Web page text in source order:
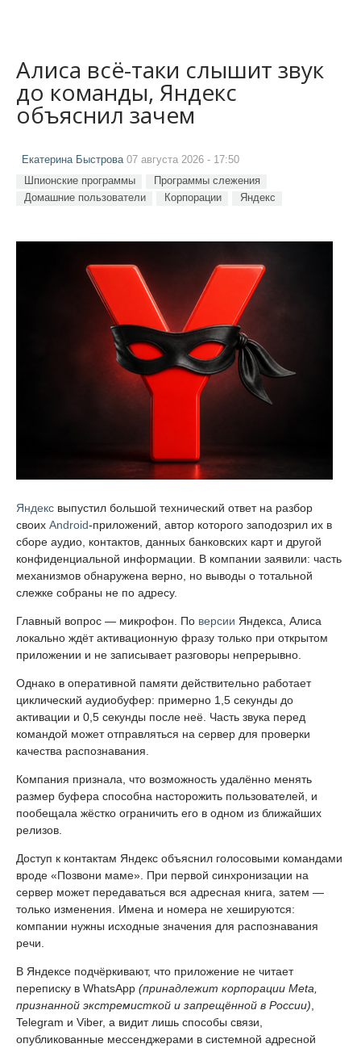
Алиса всё-таки слышит звук
до команды, Яндекс
объяснил зачем
Екатерина Быстрова 07 августа 2026 - 17:50
Шпионские программы
Программы слежения
Домашние пользователи
Корпорации Яндекс
Яндекс выпустил большой технический ответ на разбор
своих Android-приложений, автор которого заподозрил их в
сборе аудио, контактов, данных банковских карт и другой
конфиденциальной информации. В компании заявили: часть
механизмов обнаружена верно, но выводы о тотальной
слежке собраны не по адресу.
Главный вопрос — микрофон. По версии Яндекса, Алиса
локально ждёт активационную фразу только при открытом
приложении и не записывает разговоры непрерывно.
Однако в оперативной памяти действительно работает
циклический аудиобуфер: примерно 1,5 секунды до
активации и 0,5 секунды после неё. Часть звука перед
командой может отправляться на сервер для проверки
качества распознавания.
Компания признала, что возможность удалённо менять
размер буфера способна насторожить пользователей, и
пообещала жёстко ограничить его в одном из ближайших
релизов.
Доступ к контактам Яндекс объяснил голосовыми командами
вроде «Позвони маме». При первой синхронизации на
сервер может передаваться вся адресная книга, затем —
только изменения. Имена и номера не хешируются:
компании нужны исходные значения для распознавания
речи.
В Яндексе подчёркивают, что приложение не читает
переписку в WhatsApp (принадлежит корпорации Meta,
признанной экстремисткой и запрещённой в России)
Telegram и Viber, а видит лишь способы связи,
опубликованные мессенджерами в системной адресной